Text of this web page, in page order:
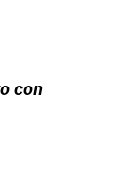
con